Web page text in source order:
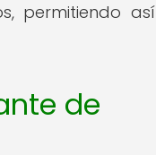
permitiendo así
de